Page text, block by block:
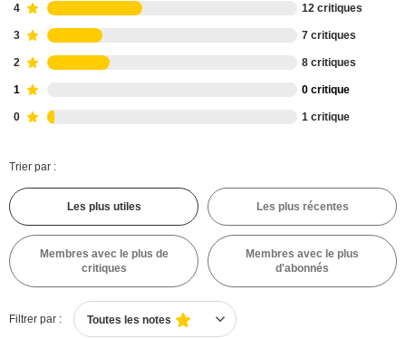
4 12 critiques
3 7 critiques
2 8 critiques
1 0 critique
0 1 critique
Trier par :
Les plus utiles Les plus récentes
Membres avec le plus de
critiques
Membres avec le plus
d'abonnés
Filtrer par : Toutes les notes